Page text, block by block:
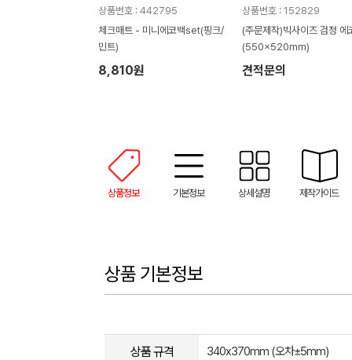
상품번호 : 442795
체크매트 - 미니에코백set(핑크/
민트)
8,810원
상품번호 : 152829
(주문제작)빅사이즈 검정 에
(550x520mm)
견적문의
상품정보 기본정보 상세설명 제작가이드
상품 기본정보
상품 규격 340x370mm (오차±5mm​)